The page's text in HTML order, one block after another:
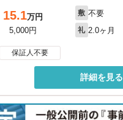
15.1万円
5,000円
敷 不要
礼 2.0ヶ月
保証人不要
詳細を見る